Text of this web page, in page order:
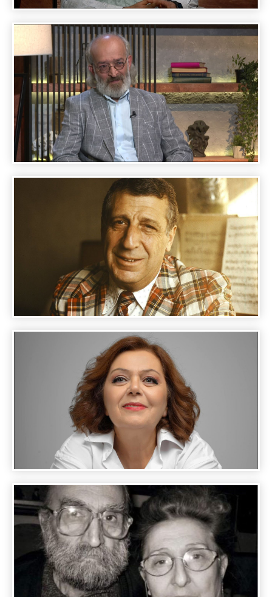
A DAY WITH FAMOUS PEOPLE - HRACH
KESHISHYAN
A DAY WITH FAMOUS PEOPLE - H.
HOVHANNISYAN
A DAY WITH FAMOUS PEOPLE - ARNO
BABAJANYAN
A DAY WITH FAMOUS PEOPLE - ANAHIT
KOCHARYAN